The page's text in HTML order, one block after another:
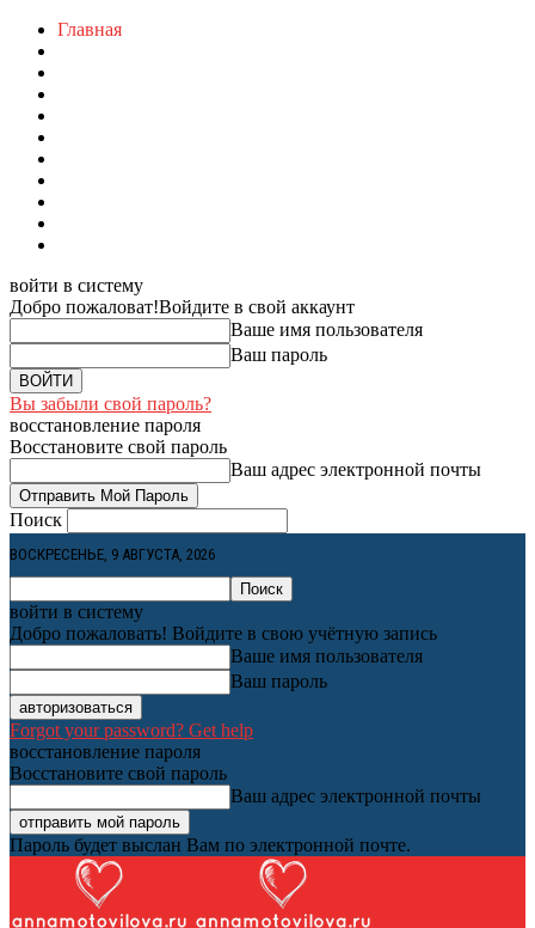
Главная
войти в систему
Добро пожаловат!Войдите в свой аккаунт
Ваше имя пользователя
Ваш пароль
Вы забыли свой пароль?
восстановление пароля
Восстановите свой пароль
Ваш адрес электронной почты
Поиск
ВОСКРЕСЕНЬЕ, 9 АВГУСТА, 2026
войти в систему
Добро пожаловать! Войдите в свою учётную запись
Ваше имя пользователя
Ваш пароль
Forgot your password? Get help
восстановление пароля
Восстановите свой пароль
Ваш адрес электронной почты
Пароль будет выслан Вам по электронной почте.